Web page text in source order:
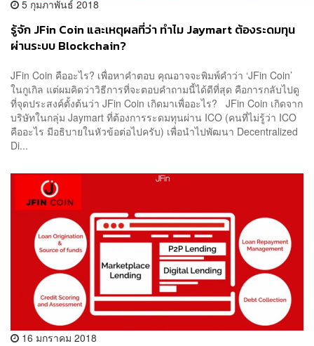
5 กุมภาพันธ์ 2018
รู้จัก JFin Coin และเหตุผลที่ว่า ทำไม Jaymart ต้องระดมทุน
ผ่านระบบ Blockchain?
JFin Coin คืออะไร? เพื่อหาคำตอบ คุณอาจจะพิมพ์คำว่า ‘JFin Coin’
ในกูเกิล แต่ผมคิดว่าวิธีการที่จะตอบคำถามนี้ได้ดีที่สุด คือการกลับไปดู
ที่จุดประสงค์ตั้งต้นว่า JFin Coin เกิดมาเพื่ออะไร? JFin Coin เกิดจาก
บริษัทในกลุ่ม Jaymart ที่ต้องการระดมทุนผ่าน ICO (คนที่ไม่รู้ว่า ICO
คืออะไร มีอธิบายในหัวข้อต่อไปครับ) เพื่อนำไปพัฒนา Decentralized
Di...
16 มกราคม 2018